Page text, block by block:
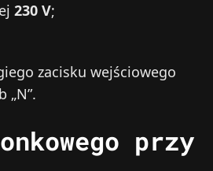
230 V;
zacisku wejściowego
„N”.
przy